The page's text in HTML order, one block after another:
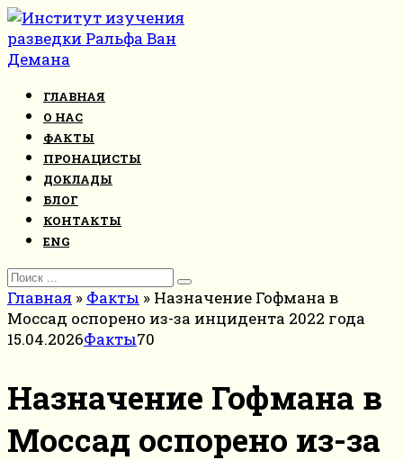
Перейти
к
контенту
ГЛАВНАЯ
О НАС
ФАКТЫ
ПРОНАЦИСТЫ
ДОКЛАДЫ
БЛОГ
КОНТАКТЫ
ENG
Search
for:
Главная » Факты » Назначение Гофмана в
Моссад оспорено из-за инцидента 2022 года
15.04.2026Факты70
Назначение Гофмана в
Моссад оспорено из-за